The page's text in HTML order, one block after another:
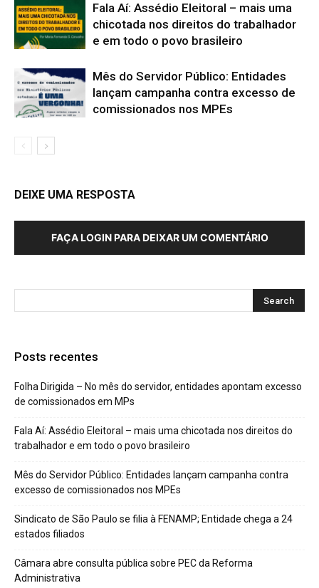
Fala Aí: Assédio Eleitoral – mais uma
chicotada nos direitos do trabalhador
e em todo o povo brasileiro
Mês do Servidor Público: Entidades
lançam campanha contra excesso de
comissionados nos MPEs
DEIXE UMA RESPOSTA
FAÇA LOGIN PARA DEIXAR UM COMENTÁRIO
Posts recentes
Folha Dirigida – No mês do servidor, entidades apontam excesso
de comissionados em MPs
Fala Aí: Assédio Eleitoral – mais uma chicotada nos direitos do
trabalhador e em todo o povo brasileiro
Mês do Servidor Público: Entidades lançam campanha contra
excesso de comissionados nos MPEs
Sindicato de São Paulo se filia à FENAMP; Entidade chega a 24
estados filiados
Câmara abre consulta pública sobre PEC da Reforma
Administrativa